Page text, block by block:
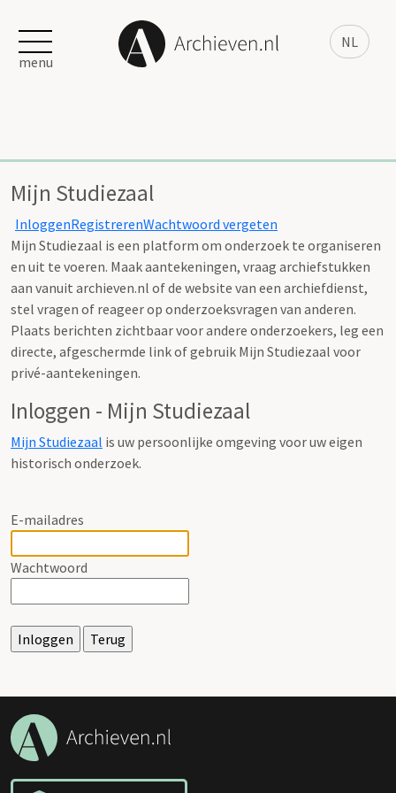
NL
menu
Mijn Studiezaal
InloggenRegistrerenWachtwoord vergeten
Mijn Studiezaal is een platform om onderzoek te organiseren
en uit te voeren. Maak aantekeningen, vraag archiefstukken
aan vanuit archieven.nl of de website van een archiefdienst,
stel vragen of reageer op onderzoeksvragen van anderen.
Plaats berichten zichtbaar voor andere onderzoekers, leg een
directe, afgeschermde link of gebruik Mijn Studiezaal voor
privé-aantekeningen.
Inloggen - Mijn Studiezaal
Mijn Studiezaal is uw persoonlijke omgeving voor uw eigen
historisch onderzoek.
E-mailadres
Wachtwoord